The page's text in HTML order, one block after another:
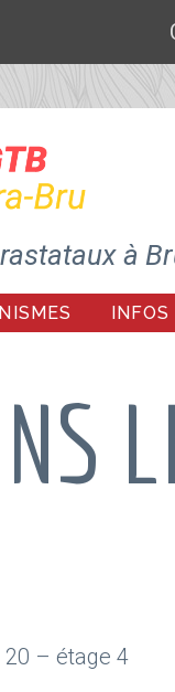
à
INFOS
– étage 4